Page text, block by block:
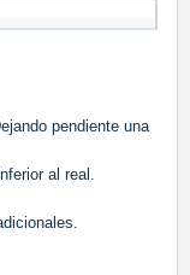
pendiente una
al real.